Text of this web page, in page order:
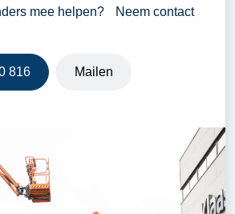
mee helpen? Neem contact
816 Mailen